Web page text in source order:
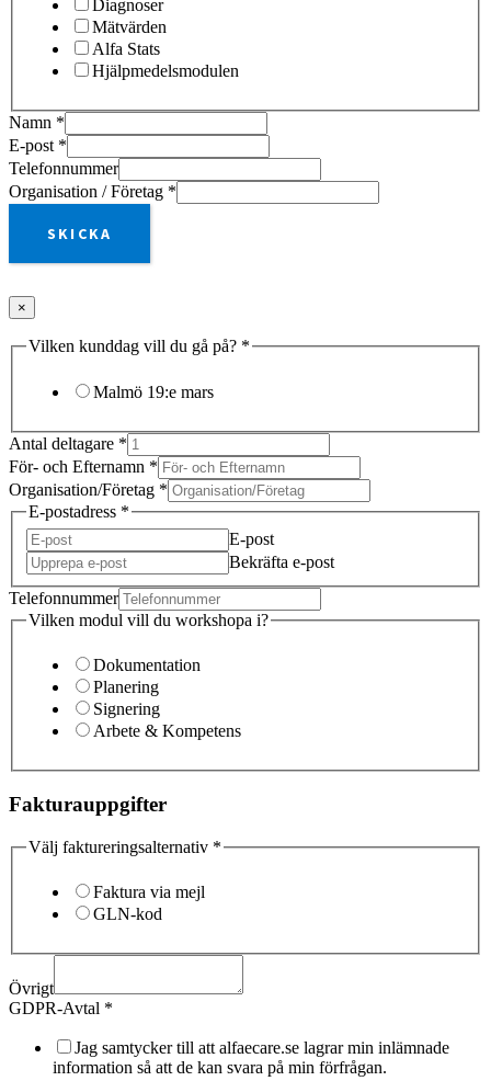
Diagnoser
Mätvärden
Alfa Stats
Hjälpmedelsmodulen
Namn *
E-post *
Telefonnummer
Organisation / Företag *
SKICKA
×
Vilken kunddag vill du gå på? *
Malmö 19:e mars
Antal deltagare *
För- och Efternamn *
Organisation/Företag *
E-postadress *
E-post
Bekräfta e-post
Telefonnummer
Vilken modul vill du workshopa i?
Dokumentation
Planering
Signering
Arbete & Kompetens
Fakturauppgifter
Välj faktureringsalternativ *
Faktura via mejl
GLN-kod
Övrigt
GDPR-Avtal *
Jag samtycker till att alfaecare.se lagrar min inlämnade
information så att de kan svara på min förfrågan.